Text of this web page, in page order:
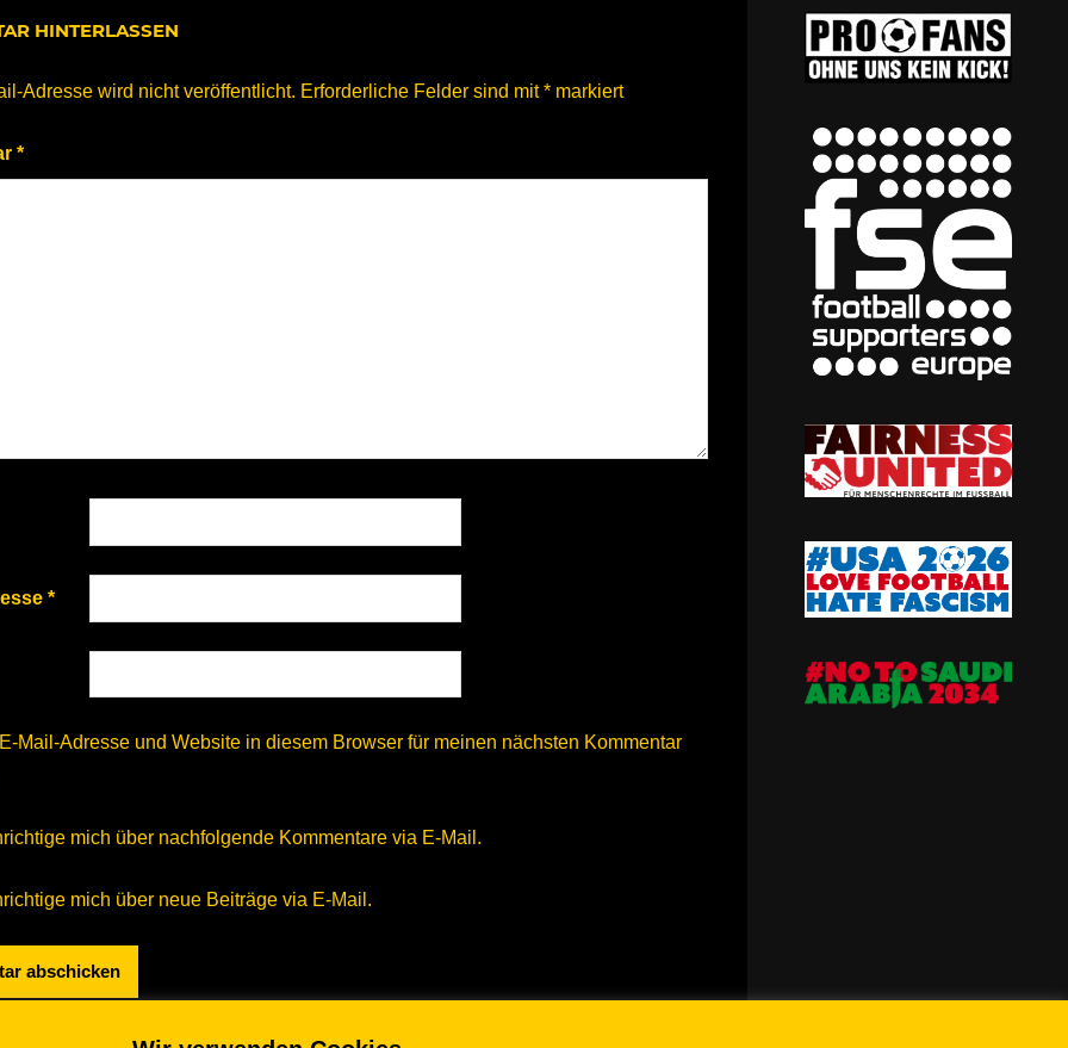
HINTERLASSEN
Adresse wird nicht veröffentlicht. Erforderliche Felder sind mit* markiert
*
*
Mail-Adresse und Website in diesem Browser für meinen nächsten Kommentar
mich über nachfolgende Kommentare via E-Mail.
mich über neue Beiträge via E-Mail.